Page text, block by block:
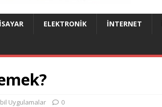
ELEKTRONIK İNTERNET
Uygulamalar 0